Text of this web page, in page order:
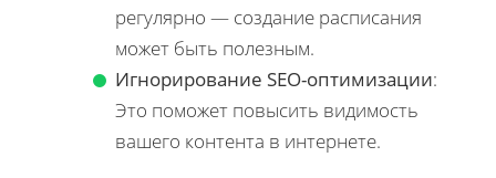
регулярно — создание расписания
может быть полезным.
Игнорирование SEO-оптимизации:
Это поможет повысить видимость
вашего контента в интернете.